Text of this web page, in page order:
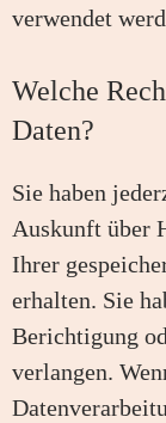
verwendet
Welche
Daten?
Sie haben
Auskunft über
Ihrer
erhalten. Sie
Berichtigung
verlangen.